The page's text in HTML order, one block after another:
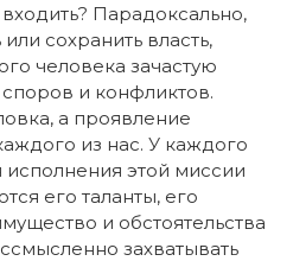
Парадоксально,
сохранить власть,
человека зачастую
и конфликтов.
а проявление
из нас. У каждого
этой миссии
его таланты, его
и обстоятельства
захватывать